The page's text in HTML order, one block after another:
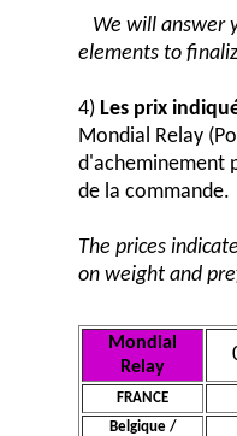
We will answer
elements to
4) Les prix
Mondial Relay
d'acheminement
de la commande.
The prices
on weight and
Mondial
Relay
FRANCE
Belgique /